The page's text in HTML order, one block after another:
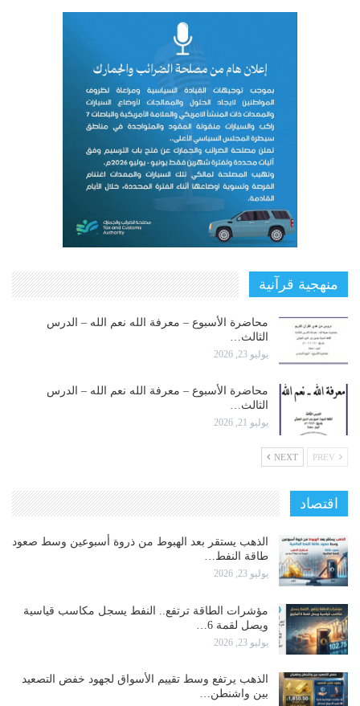
منهجية قرآنية
محاضرة الأسبوع – معرفة الله نعم الله – الدرس
الثالث…
يوليو 23, 2026
محاضرة الأسبوع – معرفة الله نعم الله – الدرس
الثالث…
يوليو 21, 2026
NEXT
اقتصاد
الذهب يستقر بعد الهبوط من ذروة أسبوعين وسط صعود
طاقة النفط…
يوليو 23, 2026
مؤشرات الطاقة ترتفع.. النفط يسجل مكاسب قياسية
ويصل لقمة 6…
يوليو 23, 2026
الذهب يرتفع وسط تقييم الأسواق لجهود خفض التصعيد
بين واشنطن…